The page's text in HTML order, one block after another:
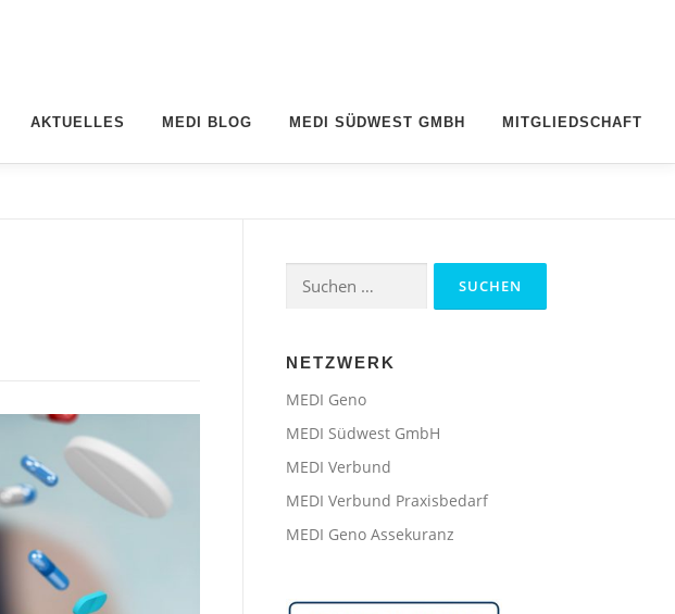
AKTUELLES MEDI BLOG MEDI SÜDWEST GMBH MITGLIEDSCHAFT
Suchen
nach:
NETZWERK
MEDI Geno
MEDI Südwest GmbH
MEDI Verbund
MEDI Verbund Praxisbedarf
MEDI Geno Assekuranz